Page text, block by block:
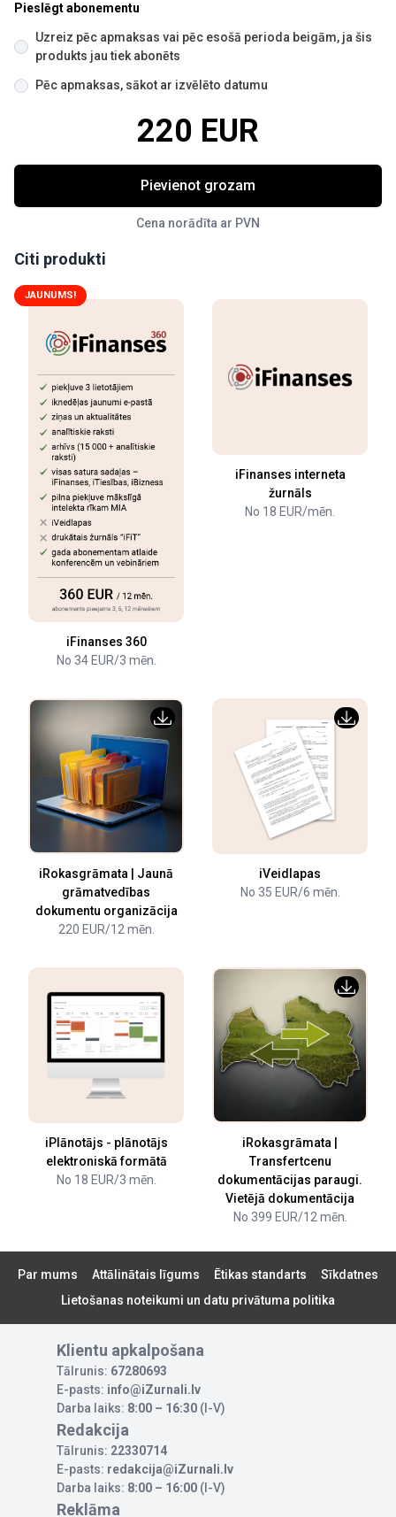
Pieslēgt abonementu
Uzreiz pēc apmaksas vai pēc esošā perioda beigām, ja šis
produkts jau tiek abonēts
Pēc apmaksas, sākot ar izvēlēto datumu
220 EUR
Pievienot grozam
Cena norādīta ar PVN
Citi produkti
JAUNUMS!
iFinanses 360
No 34 EUR/3 mēn.
iFinanses interneta
žurnāls
No 18 EUR/mēn.
iRokasgrāmata | Jaunā
grāmatvedības
dokumentu organizācija
220 EUR/12 mēn.
iVeidlapas
No 35 EUR/6 mēn.
iPlānotājs - plānotājs
elektroniskā formātā
No 18 EUR/3 mēn.
iRokasgrāmata |
Transfertcenu
dokumentācijas paraugi.
Vietējā dokumentācija
No 399 EUR/12 mēn.
Par mums Attālinātais līgums Ētikas standarts
Sīkdatnes
Lietošanas noteikumi un datu privātuma politika
Klientu apkalpošana
Tālrunis: 67280693
E-pasts: info@iZurnali.lv
Darba laiks: 8:00 – 16:30 (I-V)
Redakcija
Tālrunis: 22330714
E-pasts: redakcija@iZurnali.lv
Darba laiks: 8:00 – 16:00 (I-V)
Reklāma